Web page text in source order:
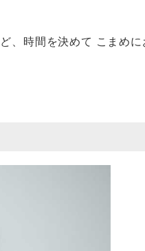
、時間を決めて こまめに